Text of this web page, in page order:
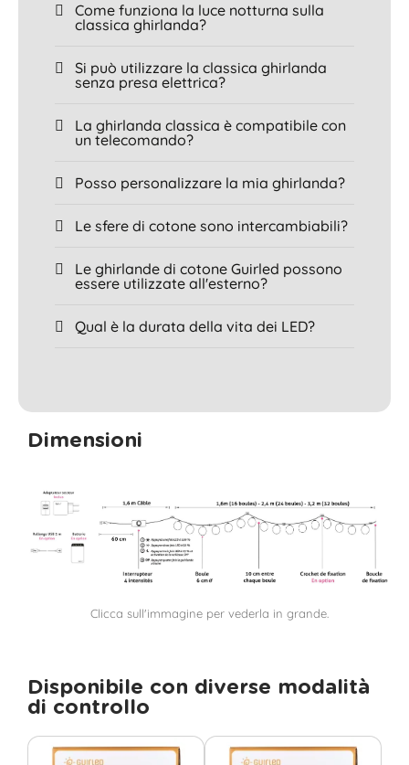
Come funziona la luce notturna sulla
classica ghirlanda?
Si può utilizzare la classica ghirlanda
senza presa elettrica?
La ghirlanda classica è compatibile con
un telecomando?
Posso personalizzare la mia ghirlanda?
Le sfere di cotone sono intercambiabili?
Le ghirlande di cotone Guirled possono
essere utilizzate all'esterno?
Qual è la durata della vita dei LED?
Dimensioni
Clicca sull'immagine per vederla in grande.
Disponibile con diverse modalità
di controllo